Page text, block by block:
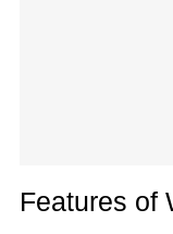
Features of